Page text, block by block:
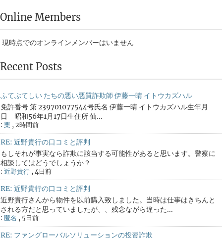
Online Members
現時点でのオンラインメンバーはいません
Recent Posts
ふてぶてしい たちの悪い悪質詐欺師 伊藤一晴 イトウカズハル
免許番号 第 239701077544号氏名 伊藤一晴 イトウカズハル生年月
日 昭和56年1月17日生住所 仙...
: 栗 ,2時間前
RE: 近野貴行の口コミと評判
もしそれが事実なら詐欺に該当する可能性があると思います。警察に
相談してはどうでしょうか？
: 近野貴行 ,4日前
RE: 近野貴行の口コミと評判
近野貴行さんから物件を以前購入致しました。当時は仕事はきちんと
される方だと思っていましたが、、残念ながら違った...
: 匿名 , 5日前
RE: ファングローバルソリューションの投資詐欺